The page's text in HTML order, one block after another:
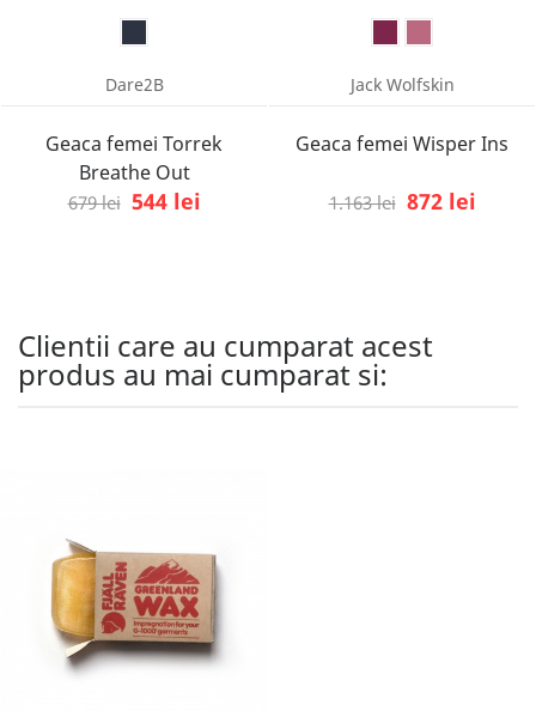
Dare2B
Geaca femei Torrek
Breathe Out
679 lei 544 lei
Jack Wolfskin
Geaca femei Wisper Ins
1.163 lei 872 lei
Clientii care au cumparat acest
produs au mai cumparat si: